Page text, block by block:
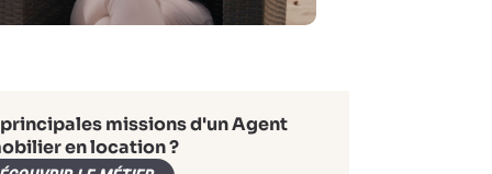
missions d'un Agent
en location ?